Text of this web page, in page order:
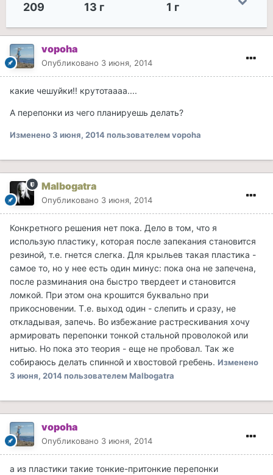
209 13 г 1 г
vopoha
Опубликовано 3 июня, 2014
какие чешуйки!! крутотаааа....
А перепонки из чего планируешь делать?
Изменено3 июня, 2014пользователем vopoha
Malbogatra
Опубликовано 3 июня, 2014
Конкретного решения нет пока. Дело в том, что я
использую пластику, которая после запекания становится
резиной, т.е. гнется слегка. Для крыльев такая пластика -
самое то, но у нее есть один минус: пока она не запечена,
после разминания она быстро твердеет и становится
ломкой. При этом она крошится буквально при
прикосновении. Т.е. выход один - слепить и сразу, не
откладывая, запечь. Во избежание растрескивания хочу
армировать перепонки тонкой стальной проволокой или
нитью. Но пока это теория - еще не пробовал. Так же
собираюсь делать спинной и хвостовой гребень. Изменено
3 июня, 2014пользователем Malbogatra
vopoha
Опубликовано 3 июня, 2014
а из пластики такие тонкие-притонкие перепонки